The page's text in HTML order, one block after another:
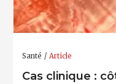
Santé Article
Cas clinique :